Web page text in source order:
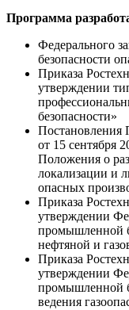
Программа
Федерального
безопасности
Приказа
утверждении
безопасности»
Постановления
от 15 сентября
Положения о
локализации и
опасных
Приказа
утверждении
промышленной
нефтяной и
Приказа
утверждении
промышленной
ведения